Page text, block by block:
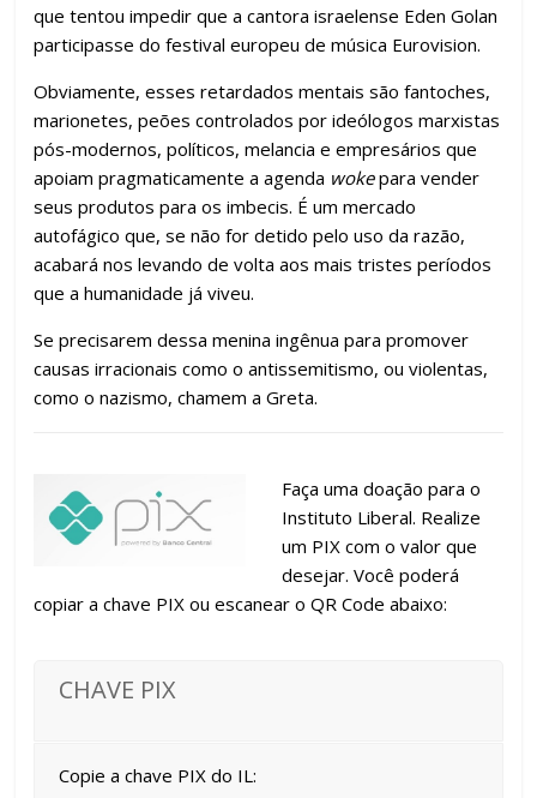
que tentou impedir que a cantora israelense Eden Golan
participasse do festival europeu de música Eurovision.
Obviamente, esses retardados mentais são fantoches,
marionetes, peões controlados por ideólogos marxistas
pós-modernos, políticos, melancia e empresários que
apoiam pragmaticamente a agenda wokepara vender
seus produtos para os imbecis. É um mercado
autofágico que, se não for detido pelo uso da razão,
acabará nos levando de volta aos mais tristes períodos
que a humanidade já viveu.
Se precisarem dessa menina ingênua para promover
causas irracionais como o antissemitismo, ou violentas,
como o nazismo, chamem a Greta.
Faça uma doação para o
Instituto Liberal. Realize
um PIX com o valor que
desejar. Você poderá
copiar a chave PIX ou escanear o QR Code abaixo:
CHAVE PIX
Copie a chave PIX do IL: